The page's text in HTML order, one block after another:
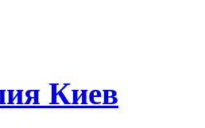
Киев